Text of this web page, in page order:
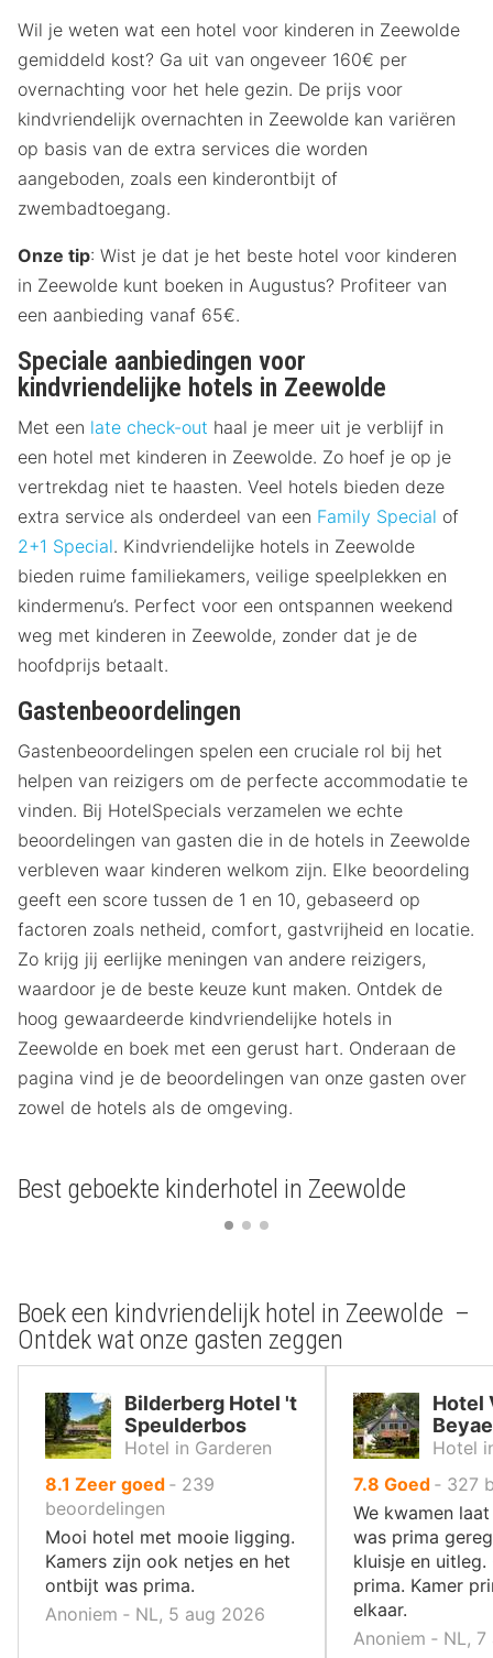
Wil je weten wat een hotel voor kinderen in Zeewolde
gemiddeld kost? Ga uit van ongeveer 160€ per
overnachting voor het hele gezin. De prijs voor
kindvriendelijk overnachten in Zeewolde kan variëren
op basis van de extra services die worden
aangeboden, zoals een kinderontbijt of
zwembadtoegang.
Onze tip: Wist je dat je het beste hotel voor kinderen
in Zeewolde kunt boeken in Augustus? Profiteer van
een aanbieding vanaf 65€.
Speciale aanbiedingen voor
kindvriendelijke hotels in Zeewolde
Met een late check-out haal je meer uit je verblijf in
een hotel met kinderen in Zeewolde. Zo hoef je op je
vertrekdag niet te haasten. Veel hotels bieden deze
extra service als onderdeel van een Family Special of
2+1 Special. Kindvriendelijke hotels in Zeewolde
bieden ruime familiekamers, veilige speelplekken en
kindermenu’s. Perfect voor een ontspannen weekend
weg met kinderen in Zeewolde, zonder dat je de
hoofdprijs betaalt.
Gastenbeoordelingen
Gastenbeoordelingen spelen een cruciale rol bij het
helpen van reizigers om de perfecte accommodatie te
vinden. Bij HotelSpecials verzamelen we echte
beoordelingen van gasten die in de hotels in Zeewolde
verbleven waar kinderen welkom zijn. Elke beoordeling
geeft een score tussen de 1 en 10, gebaseerd op
factoren zoals netheid, comfort, gastvrijheid en locatie.
Zo krijg jij eerlijke meningen van andere reizigers,
waardoor je de beste keuze kunt maken. Ontdek de
hoog gewaardeerde kindvriendelijke hotels in
Zeewolde en boek met een gerust hart. Onderaan de
pagina vind je de beoordelingen van onze gasten over
zowel de hotels als de omgeving.
Best geboekte kinderhotel in Zeewolde
Boek een kindvriendelijk hotel in Zeewolde –
Ontdek wat onze gasten zeggen
Bilderberg Hotel 't
Speulderbos
Hotel in Garderen
8.1 uit
10
,
Zeer goed ‐ 239
beoordelingen
Mooi hotel met mooie ligging.
Kamers zijn ook netjes en het
ontbijt was prima.
Anoniem ‐ NL, 5 aug 2026
Hotel
Hotel
7.8 uit
10
,
Goed ‐ 327
We kwamen
was prima
kluisje en
prima. Kamer
elkaar.
Anoniem ‐ NL,